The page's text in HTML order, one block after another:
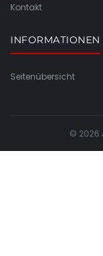
Kontakt
INFORMATIONEN
Seitenübersicht
© 2026